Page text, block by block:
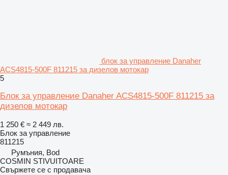
блок за управление Danaher
ACS4815-500F 811215 за дизелов мотокар
5
Блок за управление Danaher ACS4815-500F 811215 за
дизелов мотокар
1 250 € ≈ 2 449 лв.
Блок за управление
811215
Румъния, Bod
COSMIN STIVUITOARE
Свържете се с продавача